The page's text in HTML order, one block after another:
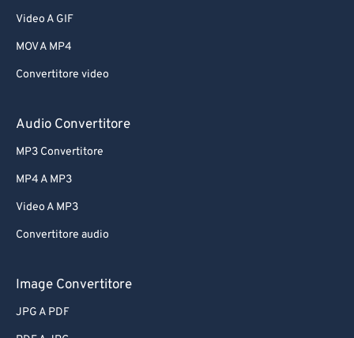
Video A GIF
MOV A MP4
Convertitore video
Audio Convertitore
MP3 Convertitore
MP4 A MP3
Video A MP3
Convertitore audio
Image Convertitore
JPG A PDF